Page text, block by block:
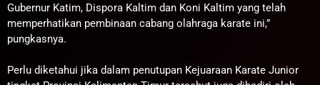
Gubernur Katim, Dispora Kaltim dan Koni Kaltim yang telah
memperhatikan pembinaan cabang olahraga karate ini,”
pungkasnya.
Perlu diketahui jika dalam penutupan Kejuaraan Karate Junior